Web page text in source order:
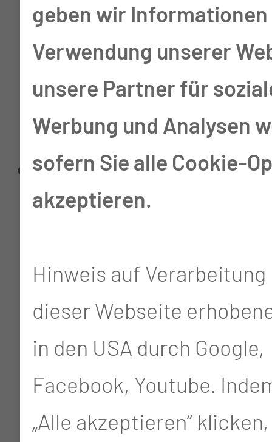
unterschiedlichen
Qualifikationen und
Professionen
zusammen
Primärpflegekraft
bedeutet, dass für die
Organisation des
Aufenthaltes eines
Patienten, von der
Aufnahme bis zur
Entlassung, die
geben wir Informationen
Verwendung unserer
unsere Partner für
Werbung und Analysen
sofern Sie alle Cookie-
akzeptieren.
Hinweis auf
dieser Webseite
in den USA durch Google,
Facebook, Youtube.
„Alle akzeptieren“